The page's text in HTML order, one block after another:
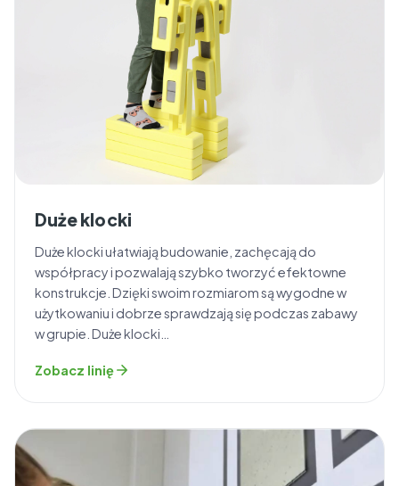
Duże klocki
Duże klocki ułatwiają budowanie, zachęcają do
współpracy i pozwalają szybko tworzyć efektowne
konstrukcje. Dzięki swoim rozmiarom są wygodne w
użytkowaniu i dobrze sprawdzają się podczas zabawy
w grupie. Duże klocki…
Zobacz linię